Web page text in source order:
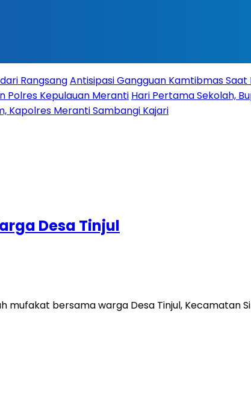
RangsangAntisipasi Gangguan Kamtibmas Saat
Polres Kepulauan Meranti Hari Pertama Sekolah,
Kapolres Meranti Sambangi Kajari
Desa Tinjul
mufakat bersama warga Desa Tinjul, Kecamatan